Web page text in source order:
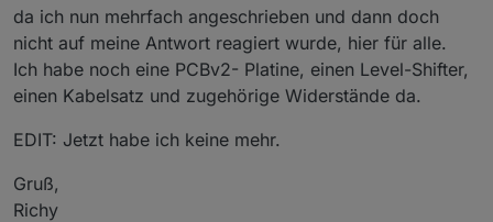
da ich nun mehrfach angeschrieben und dann doch
nicht auf meine Antwort reagiert wurde, hier für alle.
Ich habe noch eine PCBv2- Platine, einen Level-Shifter,
einen Kabelsatz und zugehörige Widerstände da.
EDIT: Jetzt habe ich keine mehr.
Gruß,
Richy